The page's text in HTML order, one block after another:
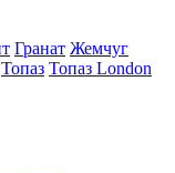
Гранат Жемчуг
Топаз Топаз London